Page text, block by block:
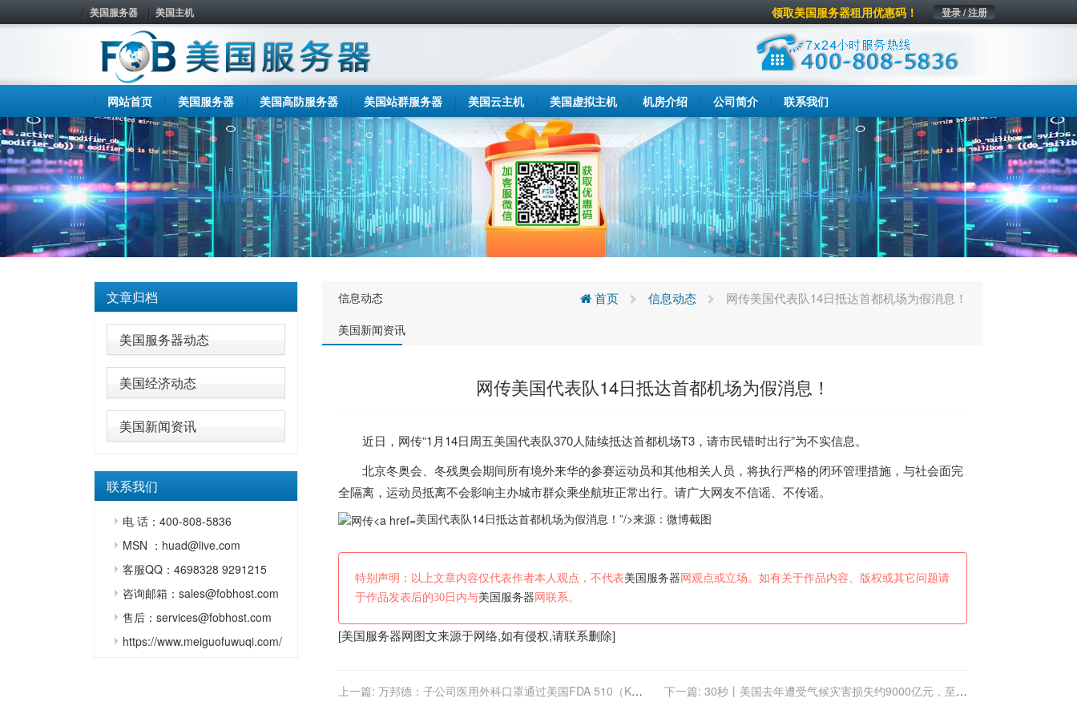
美国服务器 美国主机 登录 / 注册
领取美国服务器租用优惠码！
网站首页 美国服务器 美国高防服务器 美国站群服务器 美国云主机 美国虚拟主机 机房介绍 公司简介 联系我们
文章归档
美国服务器动态
美国经济动态
美国新闻资讯
联系我们
电 话：400-808-5836
MSN ：huad@live.com
客服QQ：4698328 9291215
咨询邮箱：sales@fobhost.com
售后：services@fobhost.com
https://www.meiguofuwuqi.com/
信息动态
美国新闻资讯
首页 信息动态 网传美国代表队14日抵达首都机场为假消息！
网传美国代表队14日抵达首都机场为假消息！
近日，网传“1月14日周五美国代表队370人陆续抵达首都机场T3，请市民错时出行”为不实信息。
北京冬奥会、冬残奥会期间所有境外来华的参赛运动员和其他相关人员，将执行严格的闭环管理措施，与社会面完
全隔离，运动员抵离不会影响主办城市群众乘坐航班正常出行。请广大网友不信谣、不传谣。
美国代表队14日抵达首都机场为假消息！”/>来源：微博截图
特别声明：以上文章内容仅代表作者本人观点，不代表美国服务器 网观点或立场。如有关于作品内容、版权或其它问题请
于作品发表后的30日内与美国服务器 网联系。
[美国服务器网图文来源于网络,如有侵权,请联系删除]
上一篇: 万邦德：子公司医用外科口罩通过美国FDA 510（K）
下一篇: 30秒丨美国去年遭受气候灾害损失约9000亿元，至少